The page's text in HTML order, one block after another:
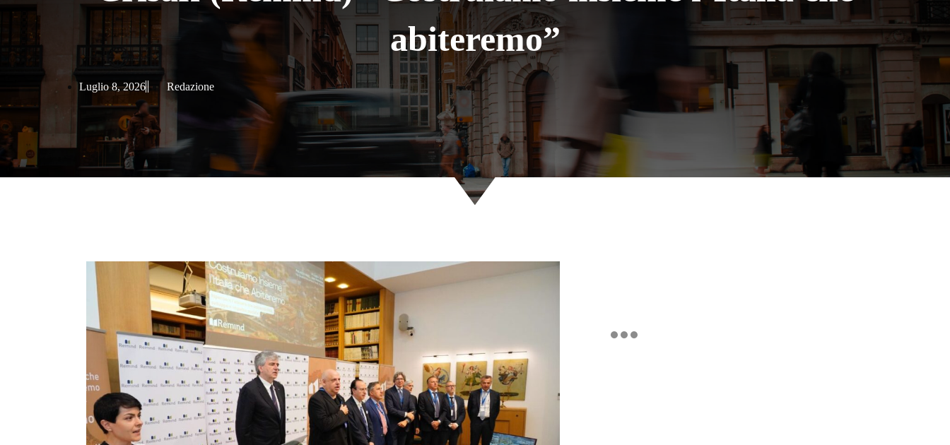
abiteremo”
Luglio 8, 2026 Redazione